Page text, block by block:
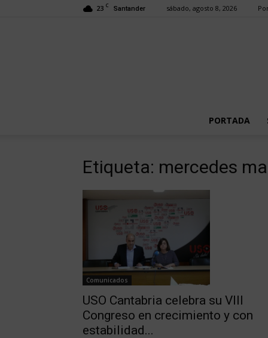
23 C Santander sábado, agosto 8, 2026
PORTADA
Etiqueta: mercedes
Comunicados
USO Cantabria celebra su VIII
Congreso en crecimiento y con
estabilidad...